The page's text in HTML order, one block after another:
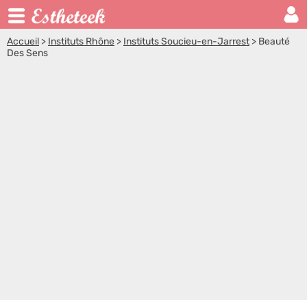
Accueil > Instituts Rhône > Instituts Soucieu-en-Jarrest> Beauté
Des Sens